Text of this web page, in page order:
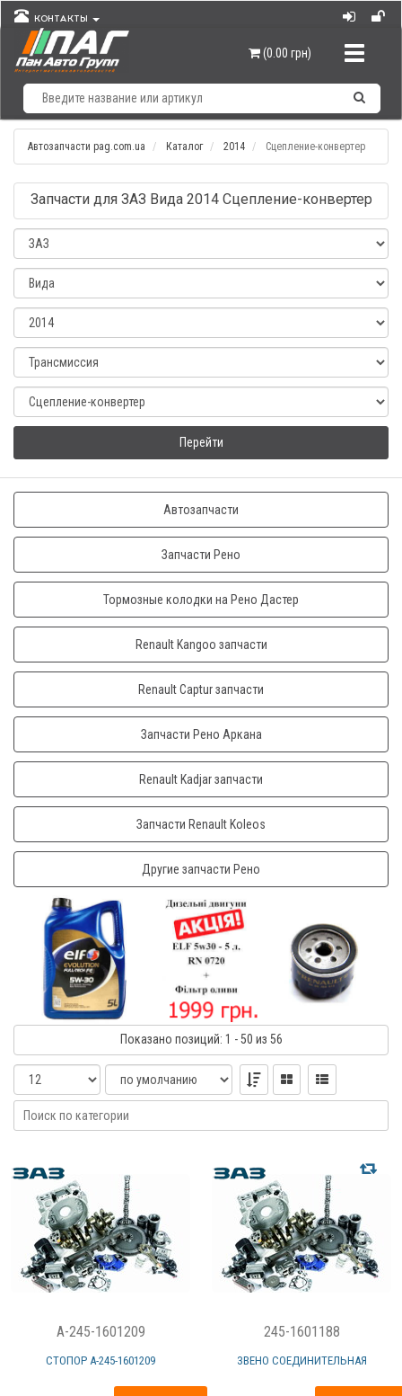
КОНТАКТЫ
(0.00 грн)
Автозапчасти pag.com.ua Каталог 2014 Сцепление-конвертер
Запчасти для ЗАЗ Вида 2014 Сцепление-конвертер
Перейти
Автозапчасти
Запчасти Рено
Тормозные колодки на Рено Дастер
Renault Kangoo запчасти
Renault Captur запчасти
Запчасти Рено Аркана
Renault Kadjar запчасти
Запчасти Renault Koleos
Другие запчасти Рено
Показано позиций: 1 - 50 из 56
A-245-1601209
СТОПОР А-245-1601209
245-1601188
ЗВЕНО СОЕДИНИТЕЛЬНАЯ